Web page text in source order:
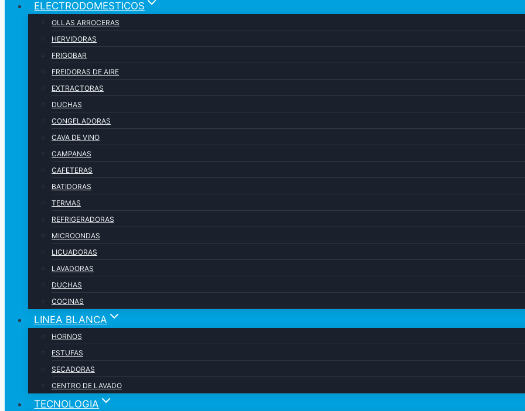
ELECTRODOMESTICOS
OLLAS ARROCERAS
HERVIDORAS
FRIGOBAR
FREIDORAS DE AIRE
EXTRACTORAS
DUCHAS
CONGELADORAS
CAVA DE VINO
CAMPANAS
CAFETERAS
BATIDORAS
TERMAS
REFRIGERADORAS
MICROONDAS
LICUADORAS
LAVADORAS
DUCHAS
COCINAS
LINEA BLANCA
HORNOS
ESTUFAS
SECADORAS
CENTRO DE LAVADO
TECNOLOGIA